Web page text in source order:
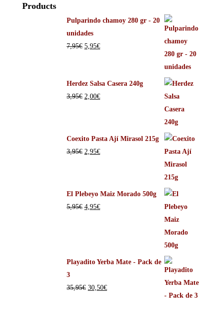
Products
Pulparindo chamoy 280 gr - 20
unidades
7,95€ 5,95€
Herdez Salsa Casera 240g
3,95€ 2,00€
Coexito Pasta Ají Mirasol 215g
3,95€ 2,95€
El Plebeyo Maiz Morado 500g
5,95€ 4,95€
Playadito Yerba Mate - Pack de
3
35,95€ 30,50€